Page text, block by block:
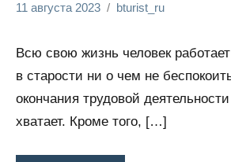
финансы
11 августа 2023 bturist_ru
Всю свою жизнь человек
в старости ни о чем не
окончания трудовой
хватает. Кроме того, […]